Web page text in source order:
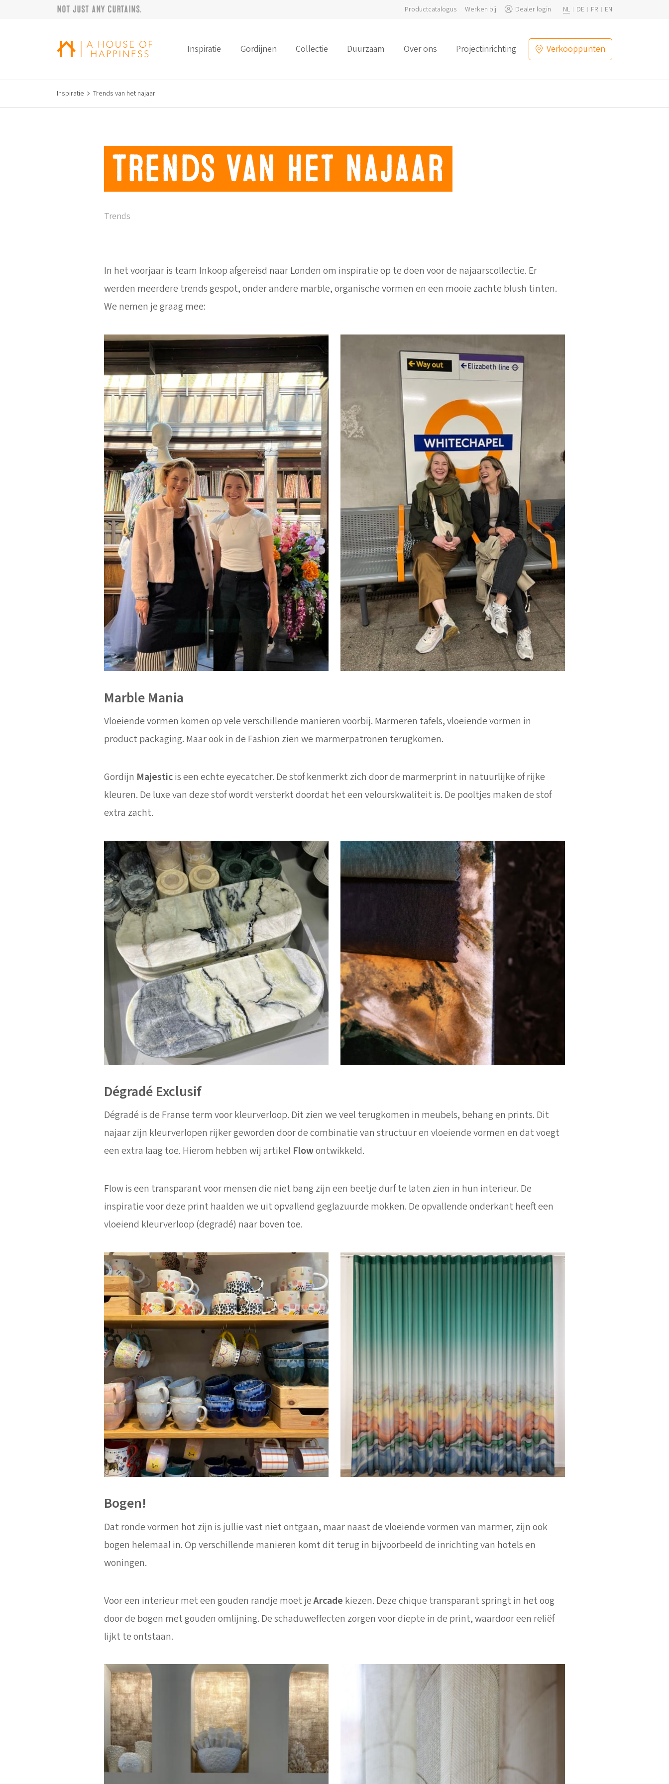
Verder naar navigatie
Ga naar hoofdinhoudNot just any curtains. Productcatalogus Werken bij Dealer login NL DE FR EN
Inspiratie Gordijnen Collectie Duurzaam Over ons Projectinrichting Verkooppunten
Inspiratie Trends van het najaar
Trends van het najaar
Trends
In het voorjaar is team Inkoop afgereisd naar Londen om inspiratie op te doen voor de najaarscollectie. Er
werden meerdere trends gespot, onder andere marble, organische vormen en een mooie zachte blush tinten.
We nemen je graag mee:
Marble Mania
Vloeiende vormen komen op vele verschillende manieren voorbij. Marmeren tafels, vloeiende vormen in
product packaging. Maar ook in de Fashion zien we marmerpatronen terugkomen.
Gordijn Majesticis een echte eyecatcher. De stof kenmerkt zich door de marmerprint in natuurlijke of rijke
kleuren. De luxe van deze stof wordt versterkt doordat het een velourskwaliteit is. De pooltjes maken de stof
extra zacht.
Dégradé Exclusif
Dégradé is de Franse term voor kleurverloop. Dit zien we veel terugkomen in meubels, behang en prints. Dit
najaar zijn kleurverlopen rijker geworden door de combinatie van structuur en vloeiende vormen en dat voegt
een extra laag toe. Hierom hebben wij artikel Flowontwikkeld.
Flow is een transparant voor mensen die niet bang zijn een beetje durf te laten zien in hun interieur. De
inspiratie voor deze print haalden we uit opvallend geglazuurde mokken. De opvallende onderkant heeft een
vloeiend kleurverloop (degradé) naar boven toe.
Bogen!
Dat ronde vormen hot zijn is jullie vast niet ontgaan, maar naast de vloeiende vormen van marmer, zijn ook
bogen helemaal in. Op verschillende manieren komt dit terug in bijvoorbeeld de inrichting van hotels en
woningen.
Voor een interieur met een gouden randje moet jeArcade kiezen. Deze chique transparant springt in het oog
door de bogen met gouden omlijning. De schaduweffecten zorgen voor diepte in de print, waardoor een reliëf
lijkt te ontstaan.